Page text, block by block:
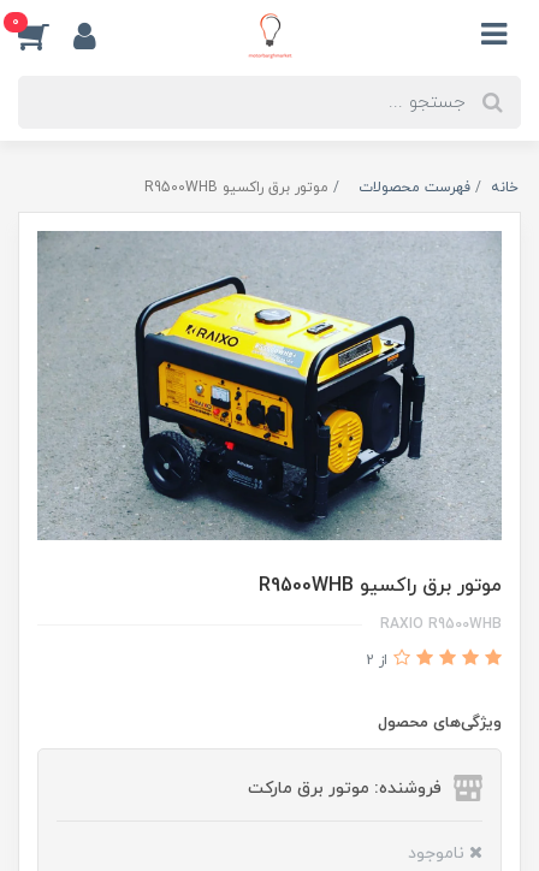
0
خانه فهرست محصولات موتور برق راکسیو R9500WHB
موتور برق راکسیو R9500WHB
RAXIO R9500WHB
از 2
ویژگی‌های محصول
فروشنده: موتور برق مارکت
ناموجود